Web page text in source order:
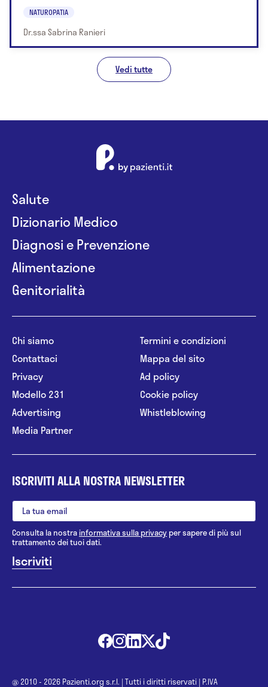
NATUROPATIA
Dr.ssa Sabrina Ranieri
Vedi tutte
Salute
Dizionario Medico
Diagnosi e Prevenzione
Alimentazione
Genitorialità
Chi siamo
Contattaci
Privacy
Modello 231
Advertising
Media Partner
Termini e condizioni
Mappa del sito
Ad policy
Cookie policy
Whistleblowing
ISCRIVITI ALLA NOSTRA NEWSLETTER
Consulta la nostrainformativa sulla privacy per sapere di più sul
trattamento dei tuoi dati.
@ 2010 - 2026 Pazienti.org s.r.l. | Tutti i diritti riservati | P.IVA